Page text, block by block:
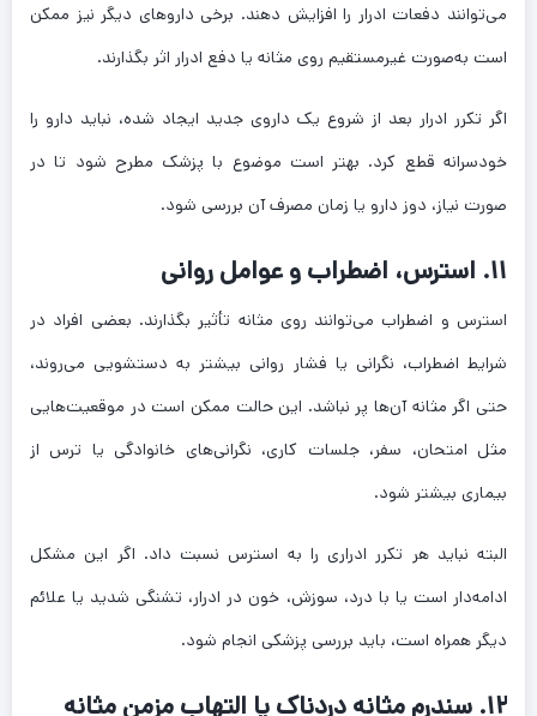
می‌توانند دفعات ادرار را افزایش دهند. برخی داروهای دیگر نیز ممکن
است به‌صورت غیرمستقیم روی مثانه یا دفع ادرار اثر بگذارند.
اگر تکرر ادرار بعد از شروع یک داروی جدید ایجاد شده، نباید دارو را
خودسرانه قطع کرد. بهتر است موضوع با پزشک مطرح شود تا در
صورت نیاز، دوز دارو یا زمان مصرف آن بررسی شود.
۱۱. استرس، اضطراب و عوامل روانی
استرس و اضطراب می‌توانند روی مثانه تأثیر بگذارند. بعضی افراد در
شرایط اضطراب، نگرانی یا فشار روانی بیشتر به دستشویی می‌روند،
حتی اگر مثانه آن‌ها پر نباشد. این حالت ممکن است در موقعیت‌هایی
مثل امتحان، سفر، جلسات کاری، نگرانی‌های خانوادگی یا ترس از
بیماری بیشتر شود.
البته نباید هر تکرر ادراری را به استرس نسبت داد. اگر این مشکل
ادامه‌دار است یا با درد، سوزش، خون در ادرار، تشنگی شدید یا علائم
دیگر همراه است، باید بررسی پزشکی انجام شود.
۱۲. سندرم مثانه دردناک یا التهاب مزمن مثانه